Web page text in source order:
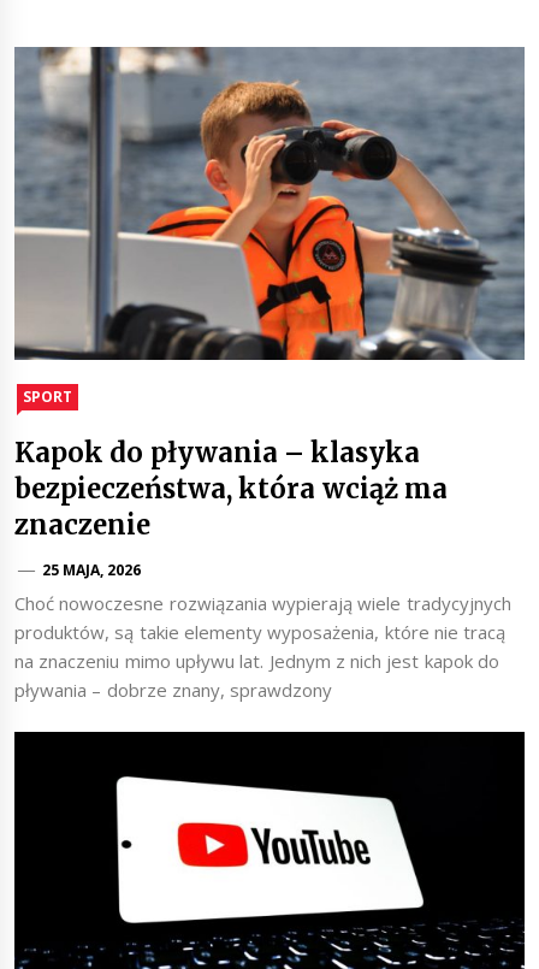
SPORT
Kapok do pływania – klasyka
bezpieczeństwa, która wciąż ma
znaczenie
25 MAJA, 2026
Choć nowoczesne rozwiązania wypierają wiele tradycyjnych
produktów, są takie elementy wyposażenia, które nie tracą
na znaczeniu mimo upływu lat. Jednym z nich jest kapok do
pływania – dobrze znany, sprawdzony